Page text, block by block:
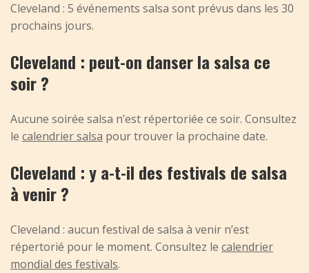
Cleveland : 5 événements salsa sont prévus dans les 30
prochains jours.
Cleveland : peut-on danser la salsa ce
soir ?
Aucune soirée salsa n’est répertoriée ce soir. Consultez
le calendrier salsa pour trouver la prochaine date.
Cleveland : y a-t-il des festivals de salsa
à venir ?
Cleveland : aucun festival de salsa à venir n’est
répertorié pour le moment. Consultez le calendrier
mondial des festivals.